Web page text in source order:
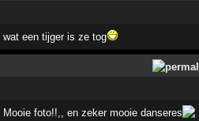
wat een tijger is ze tog
Mooie foto!!,, en zeker mooie danseres